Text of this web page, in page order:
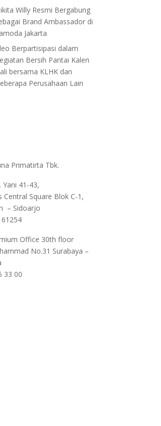
Willy Resmi Bergabung
Brand Ambassador di
Jakarta
Berpartisipasi dalam
Bersih Pantai Kalen
bersama KLHK dan
Perusahaan Lain
Primatirta Tbk.
Yani 41-43,
Central Square Blok C-1,
– Sidoarjo
61254
Office 30th floor
No.31 Surabaya –
33 00